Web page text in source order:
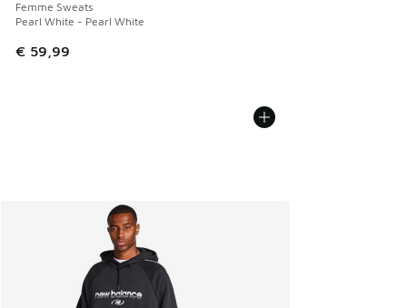
Femme Sweats
Pearl White - Pearl White
€ 59,99